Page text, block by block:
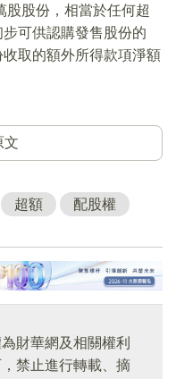
股股份，相當於任何超
可供認購發售股份的
取的額外所得款項淨額
文
超額 配股權
財華網及相關權利
禁止進行轉載、摘